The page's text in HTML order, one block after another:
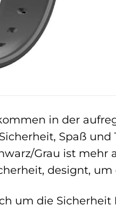
in der
Spaß
Grau ist mehr
designt,
um die